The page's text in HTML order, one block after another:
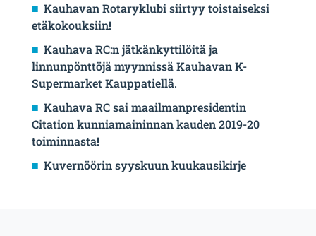
Kauhavan Rotaryklubi siirtyy toistaiseksi
etäkokouksiin!
Kauhava RC:n jätkänkyttilöitä ja
linnunpönttöjä myynnissä Kauhavan K-
Supermarket Kauppatiellä.
Kauhava RC sai maailmanpresidentin
Citation kunniamaininnan kauden 2019-20
toiminnasta!
Kuvernöörin syyskuun kuukausikirje